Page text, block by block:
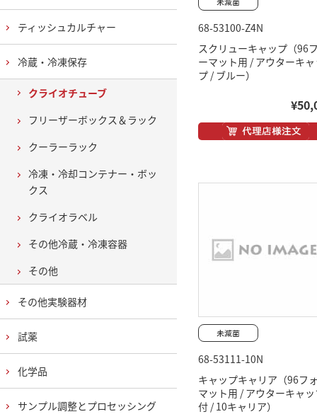
68-53100-Z4N
スクリューキャップ（96
ーマット用 / アウターキ
プ / ブルー）
68-53111-10N
キャップキャリア（96フ
マット用 / アウターキャ
付 / 10キャリア）
ティッシュカルチャー
冷蔵・冷凍保存
クライオチューブ
フリーザーボックス＆ラック
クーラーラック
冷凍・冷却コンテナー・ボッ
クス
クライオラベル
その他冷蔵・冷凍容器
その他
その他実験器材
試薬
化学品
サンプル調整とプロセッシング